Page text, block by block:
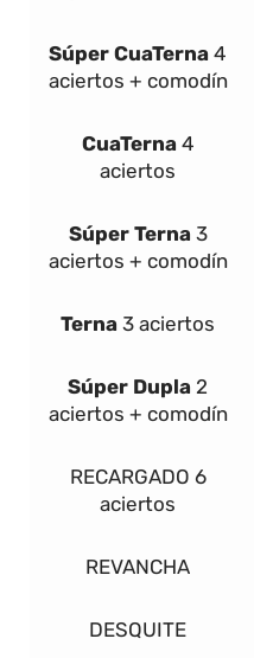
Súper CuaTerna 4
aciertos + comodín
CuaTerna 4
aciertos
Súper Terna 3
aciertos + comodín
Terna 3 aciertos
Súper Dupla 2
aciertos + comodín
RECARGADO 6
aciertos
REVANCHA
DESQUITE